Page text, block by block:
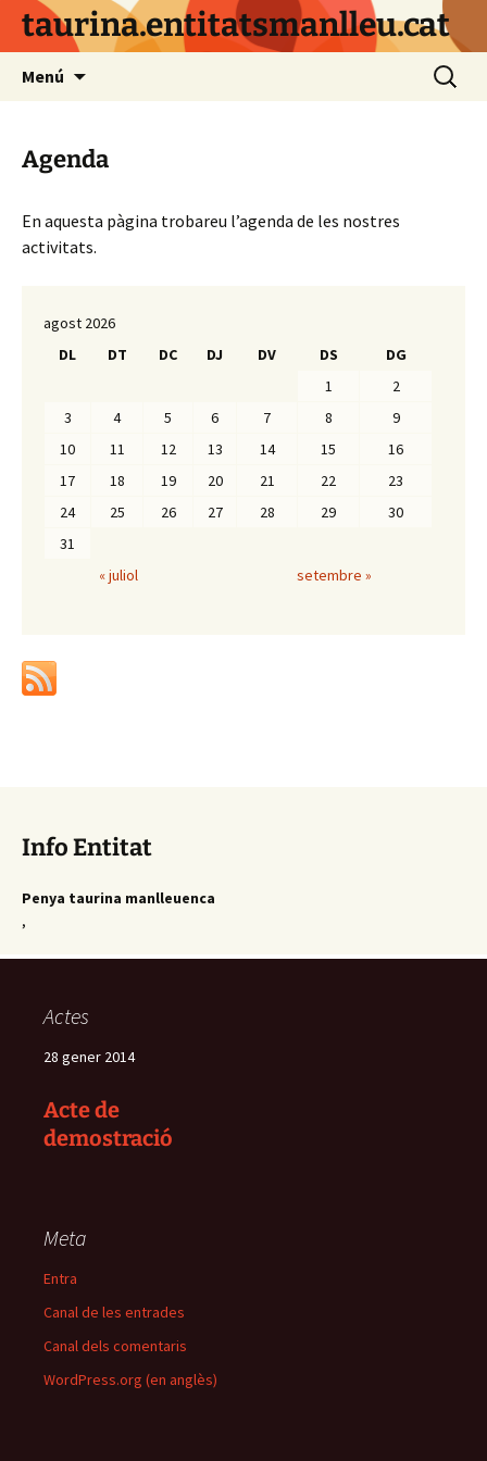
contingut
taurina.entitatsmanlleu.cat
Menú Cerca:
Agenda
En aquesta pàgina trobareu l’agenda de les nostres
activitats.
agost 2026
DL
DT DC DJ DV DS DG
« juliol setembre »
1
2
3
4 5 6 7 8
9
10
11 12 13 14 15
16
17
18 19 20 21 22
23
24
25 26 27 28 29
30
31
Info Entitat
Penya taurina manlleuenca
,
Actes
28 gener 2014
Acte de
demostració
Meta
Entra
Canal de les entrades
Canal dels comentaris
WordPress.org (en anglès)